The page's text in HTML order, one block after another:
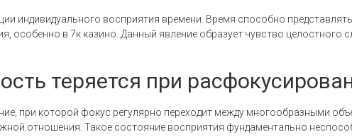
индивидуального восприятия времени. Время способно
особенно в 7к казино. Данный явление образует чувство целостного
теряется при
при которой фокус регулярно переходит между многообразными
отношения. Такое состояние восприятия фундаментально